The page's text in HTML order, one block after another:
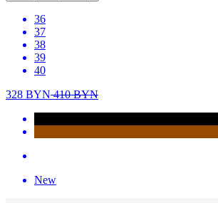
36
37
38
39
40
328 BYN410BYN
New